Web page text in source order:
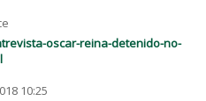
oscar-reina-detenido-no-
10:25